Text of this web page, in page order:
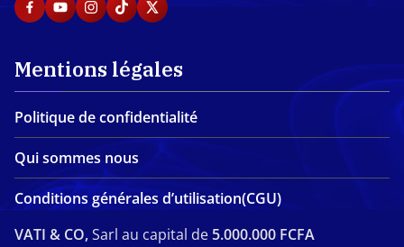
Mentions légales
Politique de confidentialité
Qui sommes nous
Conditions générales d’utilisation(CGU)
VATI & CO,Sarl au capital de 5.000.000 FCFA